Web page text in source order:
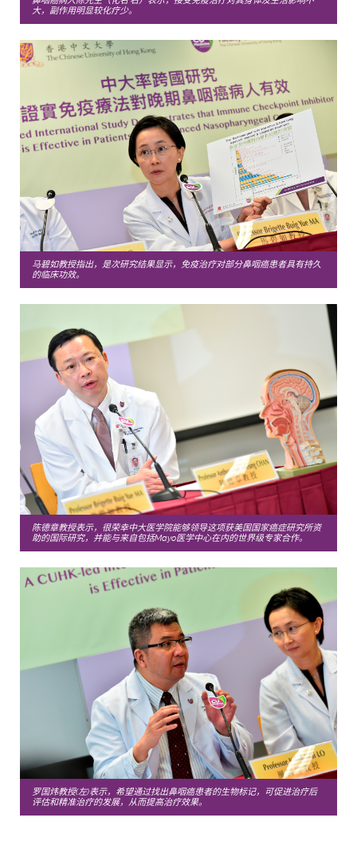
大，副作用明显较化疗少。
马碧如教授指出，是次研究结果显示，免疫治疗对部分鼻咽癌患者具有持久
的临床功效。
陈德章教授表示，很荣幸中大医学院能够领导这项获美国国家癌症研究所资
助的国际研究，并能与来自包括Mayo医学中心在内的世界级专家合作。
罗国炜教授(左)表示，希望通过找出鼻咽癌患者的生物标记，可促进治疗后
评估和精准治疗的发展，从而提高治疗效果。